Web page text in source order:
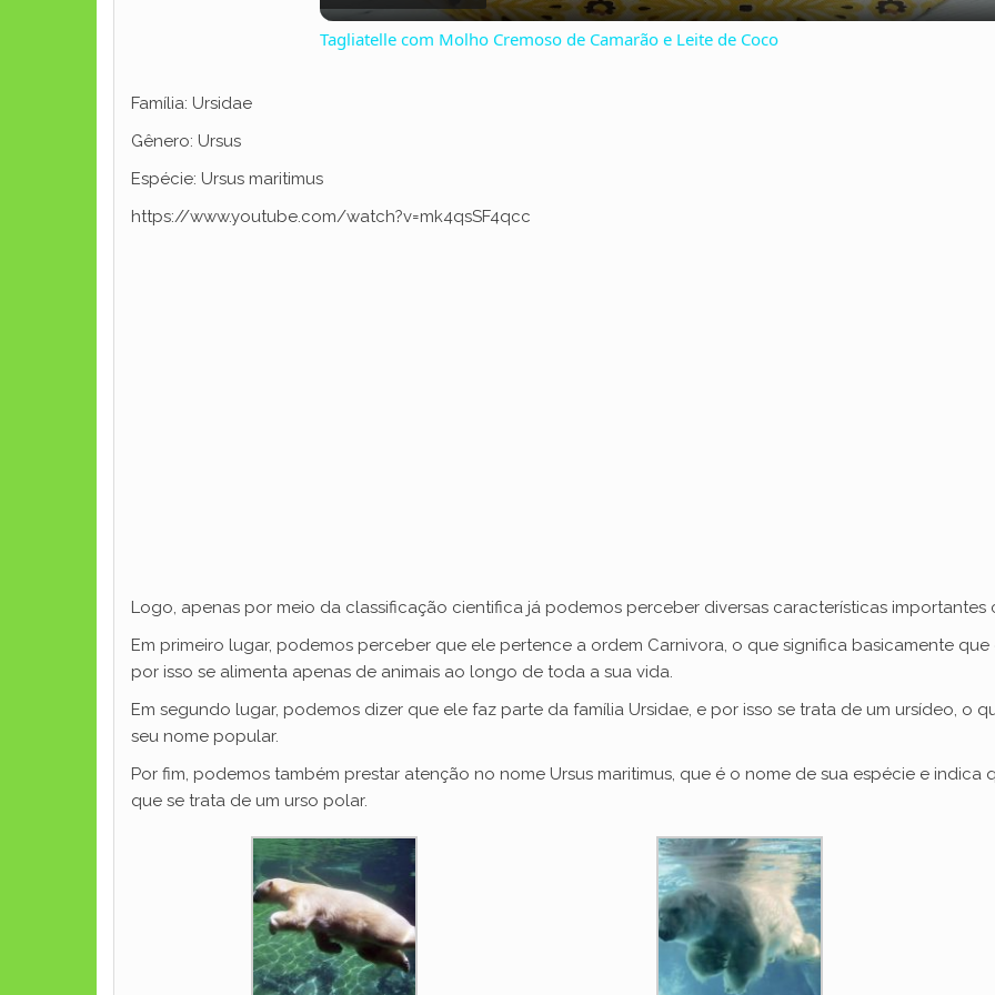
y
Tagliatelle com Molho Cremoso de Camarão e Leite de Coco
Família: Ursidae
Gênero: Ursus
Espécie: Ursus maritimus
https://www.youtube.com/watch?v=mk4qsSF4qcc
Logo, apenas por meio da classificação cientifica já podemos perceber diversas características importantes
Em primeiro lugar, podemos perceber que ele pertence a ordem Carnivora, o que significa basicamente
por isso se alimenta apenas de animais ao longo de toda a sua vida.
Em segundo lugar, podemos dizer que ele faz parte da família Ursidae, e por isso se trata de um ursídeo, o
seu nome popular.
Por fim, podemos também prestar atenção no nome Ursus maritimus, que é o nome de sua espécie e indica
que se trata de um urso polar.